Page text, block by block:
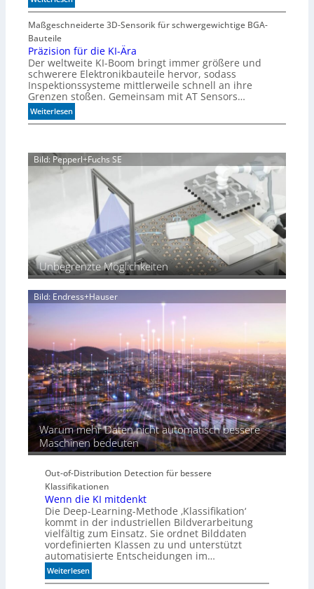
m
A
u
a
r
i
u
m
M
e
r
T
o
l
e
r
a
Maßgeschneiderte 3D-Sensorik für schwergewichtige BGA-
Bauteile
Präzision für die KI-Ära
Der weltweite KI-Boom bringt immer größere und
schwerere Elektronikbauteile hervor, sodass
Inspektionssysteme mittlerweile schnell an ihre
Grenzen stoßen. Gemeinsam mit AT Sensors…
Weiterlesen:
P
z
ü
r
d
e
-
Ä
r
a
Bild: Pepperl+Fuchs SE
Unbegrenzte Möglichkeiten
Bild: Endress+Hauser
Warum mehr Daten nicht automatisch bessere
Maschinen bedeuten
Out-of-Distribution Detection für bessere
Klassifikationen
Wenn die KI mitdenkt
Die Deep-Learning-Methode ‚Klassifikation‘
kommt in der industriellen Bildverarbeitung
vielfältig zum Einsatz. Sie ordnet Bilddaten
vordefinierten Klassen zu und unterstützt
automatisierte Entscheidungen im…
Weiterlesen:
W